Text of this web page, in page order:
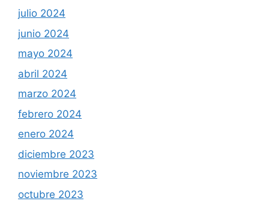
julio 2024
junio 2024
mayo 2024
abril 2024
marzo 2024
febrero 2024
enero 2024
diciembre 2023
noviembre 2023
octubre 2023